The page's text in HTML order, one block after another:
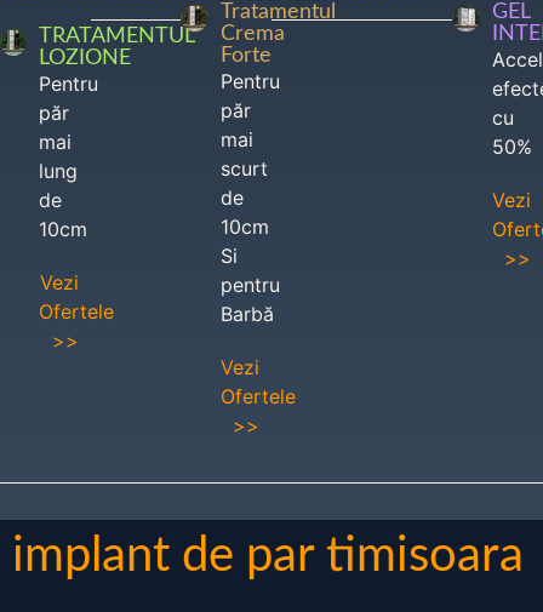
TRATAMENTUL
LOZIONE
Pentru
păr
mai
lung
de
10cm
Vezi
Ofertele
>>
Tratamentul
Crema
Forte
Pentru
păr
mai
scurt
de
10cm
Si
pentru
Barbă
Vezi
Ofertele
>>
GEL
cu
50%
Vezi
>>
implant de par timisoara